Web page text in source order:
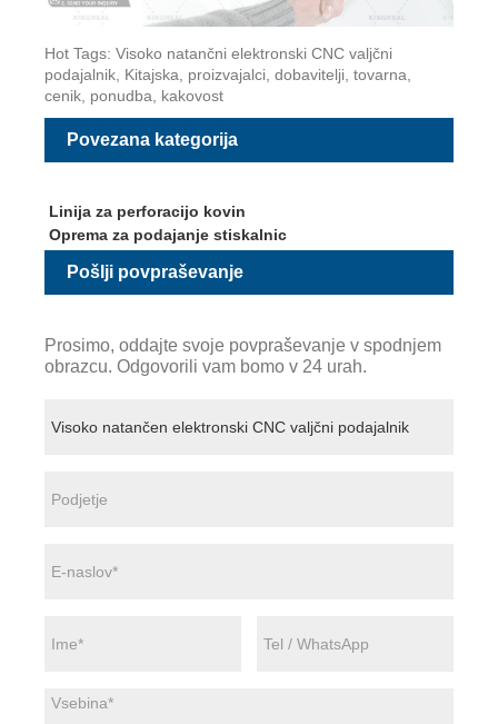
Hot Tags: Visoko natančni elektronski CNC valjčni
podajalnik, Kitajska, proizvajalci, dobavitelji, tovarna,
cenik, ponudba, kakovost
Povezana kategorija
Linija za perforacijo kovin
Oprema za podajanje stiskalnic
Pošlji povpraševanje
Prosimo, oddajte svoje povpraševanje v spodnjem
obrazcu. Odgovorili vam bomo v 24 urah.